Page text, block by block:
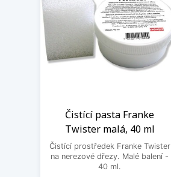
Čistící pasta Franke
Twister malá, 40 ml
Čistící prostředek Franke Twister
na nerezové dřezy. Malé balení -
40 ml.